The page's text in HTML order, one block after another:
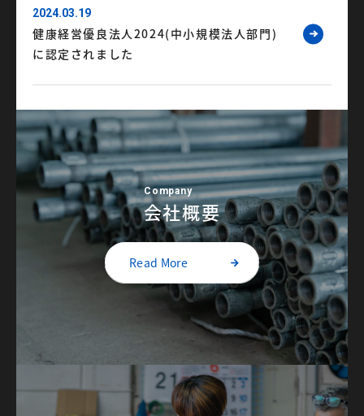
2024.03.19
健康経営優良法人2024(中小規模法人部門)
に認定されました
Company
会社概要
Read More